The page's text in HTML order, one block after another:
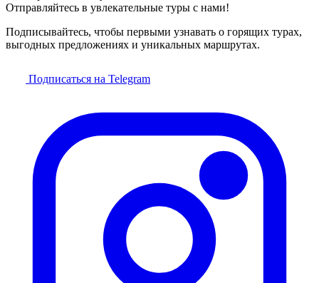
Отправляйтесь в увлекательные туры с нами!
Подписывайтесь, чтобы первыми узнавать о горящих турах,
выгодных предложениях и уникальных маршрутах.
Подписаться на Telegram